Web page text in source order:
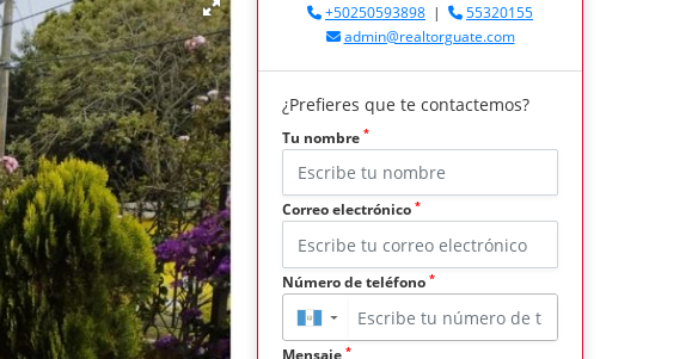
+50250593898 |
55320155
admin@realtorguate.com
¿Prefieres que te contactemos?
Tu nombre *
Correo electrónico *
Número de teléfono *
▼
*